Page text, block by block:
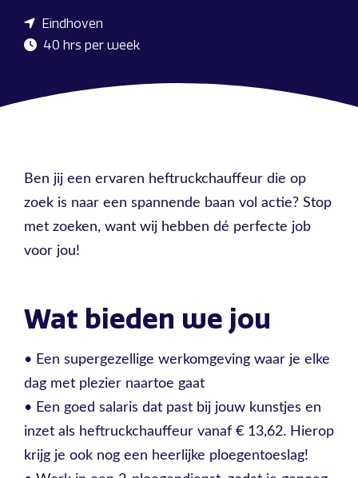
Eindhoven
40 hrs per week
Ben jij een ervaren heftruckchauffeur die op
zoek is naar een spannende baan vol actie? Stop
met zoeken, want wij hebben dé perfecte job
voor jou!
Wat bieden we jou
• Een supergezellige werkomgeving waar je elke
dag met plezier naartoe gaat
• Een goed salaris dat past bij jouw kunstjes en
inzet als heftruckchauffeur vanaf € 13,62. Hierop
krijg je ook nog een heerlijke ploegentoeslag!